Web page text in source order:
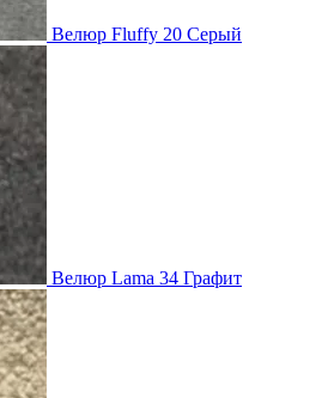
Велюр Fluffy 20 Серый
Велюр Lama 34 Графит